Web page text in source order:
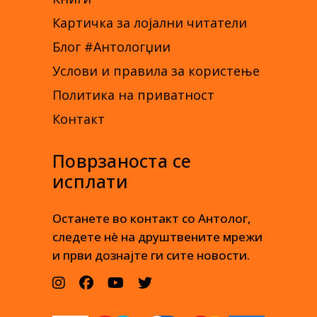
Картичка за лојални читатели
Блог #Антологџии
Услови и правила за користење
Политика на приватност
Контакт
Поврзаноста се
исплати
Останете во контакт со Антолог,
следете нè на друштвените мрежи
и први дознајте ги сите новости.